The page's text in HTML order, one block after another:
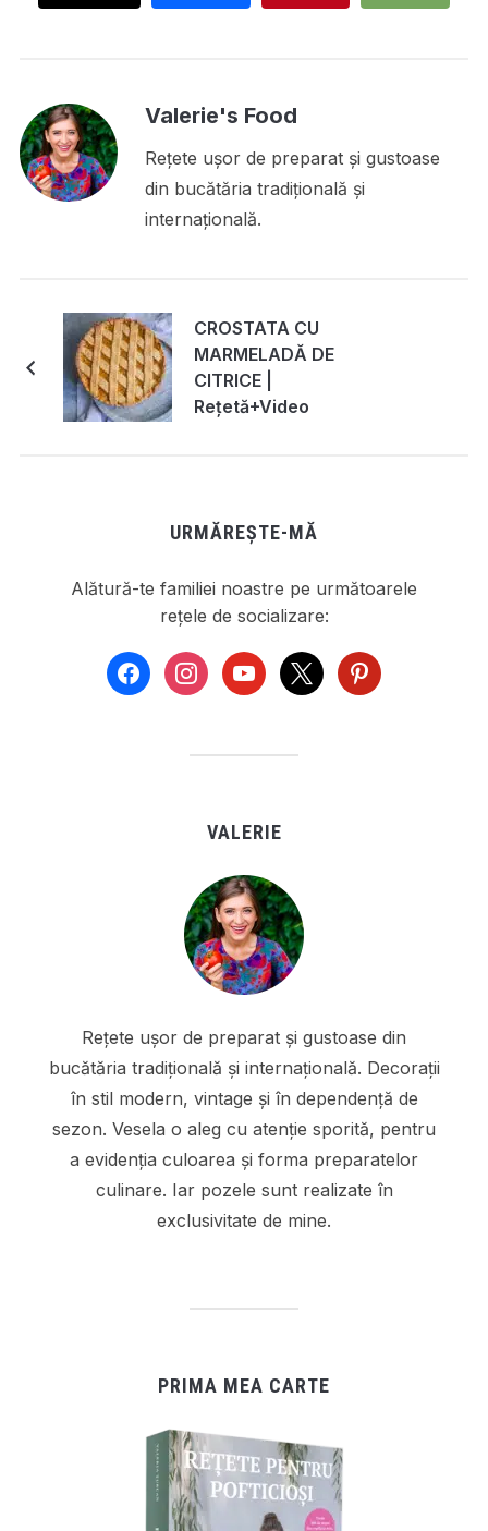
Valerie's Food
Rețete ușor de preparat și gustoase
din bucătăria tradițională și
internațională.
CROSTATA CU
MARMELADĂ DE
CITRICE |
Rețetă+Video
URMĂREȘTE-MĂ
Alătură-te familiei noastre pe următoarele
rețele de socializare:
facebookinstagramyoutube
x pinterest
VALERIE
Rețete ușor de preparat și gustoase din
bucătăria tradițională și internațională. Decorații
în stil modern, vintage și în dependență de
sezon. Vesela o aleg cu atenție sporită, pentru
a evidenția culoarea și forma preparatelor
culinare. Iar pozele sunt realizate în
exclusivitate de mine.
PRIMA MEA CARTE